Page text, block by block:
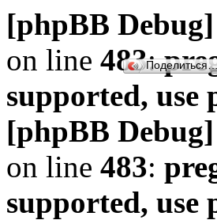
[phpBB
on line 483:
supported, use
[phpBB
on line 483:
supported, use